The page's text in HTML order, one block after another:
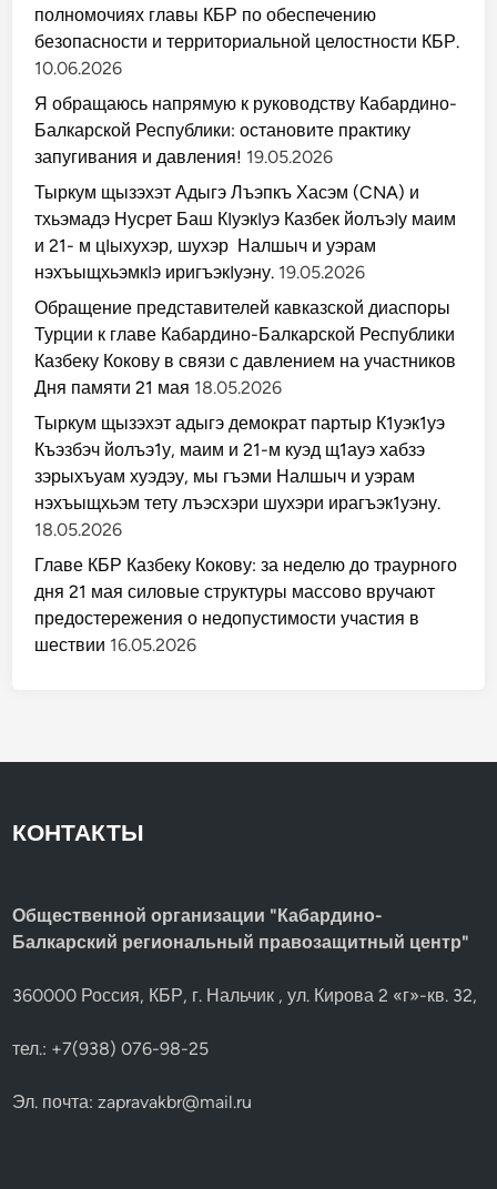
полномочиях главы КБР по обеспечению
безопасности и территориальной целостности КБР.
10.06.2026
Я обращаюсь напрямую к руководству Кабардино-
Балкарской Республики: остановите практику
запугивания и давления! 19.05.2026
Тыркум щызэхэт Адыгэ Лъэпкъ Хасэм (CNA) и
тхьэмадэ Нусрет Баш КIуэкIуэ Казбек йолъэIу маим
и 21- м цIыхухэр, шухэр Налшыч и уэрам
нэхъыщхьэмкIэ иригъэкIуэну. 19.05.2026
Обращение представителей кавказской диаспоры
Турции к главе Кабардино-Балкарской Республики
Казбеку Кокову в связи с давлением на участников
Дня памяти 21 мая 18.05.2026
Тыркум щызэхэт адыгэ демократ партыр К1уэк1уэ
Къэзбэч йолъэ1у, маим и 21-м куэд щ1ауэ хабзэ
зэрыхъуам хуэдэу, мы гъэми Налшыч и уэрам
нэхъыщхьэм тету лъэсхэри шухэри ирагъэк1уэну.
18.05.2026
Главе КБР Казбеку Кокову: за неделю до траурного
дня 21 мая силовые структуры массово вручают
предостережения о недопустимости участия в
шествии 16.05.2026
КОНТАКТЫ
Общественной организации "Кабардино-
Балкарский региональный правозащитный центр"
360000 Россия, КБР, г. Нальчик , ул. Кирова 2 «г»-кв. 32,
тел.: +7(938) 076-98-25
Эл. почта:zapravakbr@mail.ru